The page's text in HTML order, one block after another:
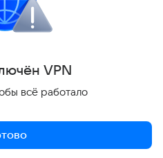
ён VPN
всё работало